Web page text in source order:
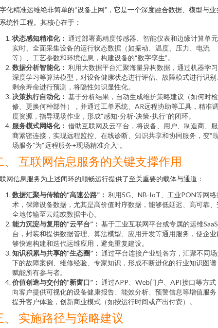
化精准运维绝非简单的“设备上网”，它是一个深度融合数据、模型与业
统性工程。其核心在于：
状态感知精准化： 通过部署高精度传感器、智能仪表和边缘计算单
实时、全面采集设备的运行状态数据（如振动、温度、压力、电流
等）、工艺参数和环境信息，构建设备的“数字孪生”。
数据分析智能化： 利用大数据平台汇聚海量异构数据，通过机器学
深度学习等算法模型，对设备健康状态进行评估、故障模式进行识别
剩余寿命进行预测，将隐性知识显性化。
决策执行自动化： 基于分析结果，自动生成维护策略建议（如何时检
修、更换何种部件），并通过工单系统、AR远程协助等工具，精准
度资源，指导现场作业，形成“感知-分析-决策-执行”的闭环。
服务模式网络化： 借助互联网及云平台，将设备、用户、制造商、
商紧密连接，实现远程监控、在线诊断、知识共享和协同服务，变“
场服务”为“远程服务+现场精准介入”。
、 互联网信息服务的关键支撑作用
网信息服务为上述闭环的顺畅运行提供了至关重要的载体与通道：
数据汇聚与传输的“高速公路”： 利用5G、NB-IoT、工业PON等网络
术，保障设备数据，尤其是高价值时序数据，能够低延迟、高可靠、
全地传输至云端或数据中心。
能力沉淀与复用的“云平台”： 基于工业互联网平台或专属的运维
台，封装和提供数据管理、算法模型、应用开发等通用服务，使企业
够快速构建和迭代运维应用，避免重复建设。
知识积累与共享的“生态圈”： 通过平台连接产业链各方，汇聚不同
下的故障案例、维修经验、专家知识，形成不断进化的行业知识图谱
赋能所有参与者。
价值创造与交付的“新窗口”： 通过APP、Web门户、API接口等方式
向客户提供可视化的设备健康报告、能效分析、预警信息等增值服务
提升客户体验，创新商业模式（如按运行时间或产出付费）。
、 实施路径与策略建议